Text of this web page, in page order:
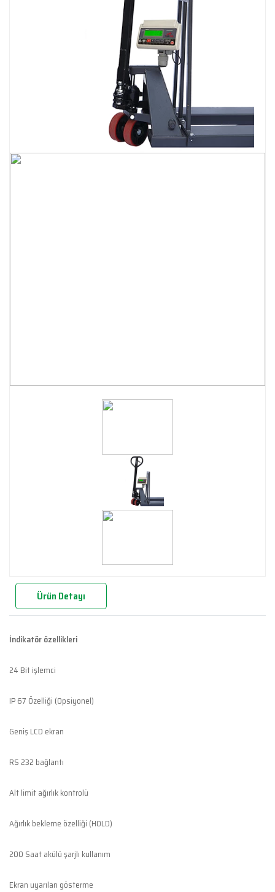
Ürün Detayı
İndikatör özellikleri
24 Bit işlemci
IP 67 Özelliği (Opsiyonel)
Geniş LCD ekran
RS 232 bağlantı
Alt limit ağırlık kontrolü
Ağırlık bekleme özelliği (HOLD)
200 Saat akülü şarjlı kullanım
Ekran uyarıları gösterme